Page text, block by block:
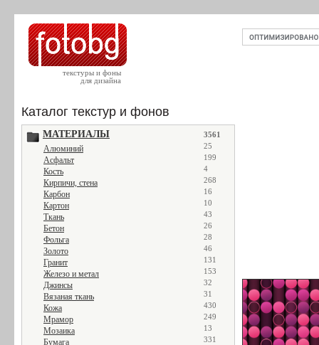
текстуры и фоны
для дизайна
Каталог текстур и фонов
МАТЕРИАЛЫ 3561
Алюминий 25
Асфальт 199
Кость 4
Кирпичи, стена 268
Карбон 16
Картон 10
Ткань 43
Бетон 26
Фольга 28
Золото 46
Гранит 131
Железо и метал 153
Джинсы 32
Вязаная ткань 31
Кожа 430
Мрамор 249
Мозаика 13
Бумага 331